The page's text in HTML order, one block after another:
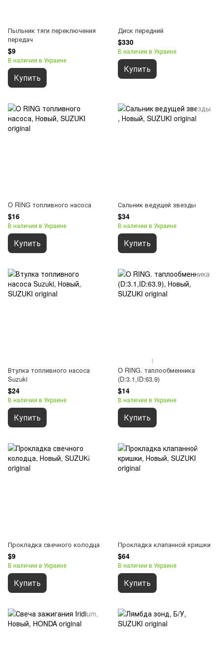
Пыльник тяги переключения
передач
$9
В наличии в Украине
Купить
Диск передний
$330
В наличии в Украине
Купить
O RING топливного насоса
$16
В наличии в Украине
Купить
Сальник ведущей звезды
$34
В наличии в Украине
Купить
Втулка топливного насоса
Suzuki
$24
В наличии в Украине
Купить
1
O RING. таплообменника
(D:3.1,ID:63.9)
$14
В наличии в Украине
Купить
Прокладка свечного колодца
$9
В наличии в Украине
Купить
Прокладка клапанной кришки
$64
В наличии в Украине
Купить